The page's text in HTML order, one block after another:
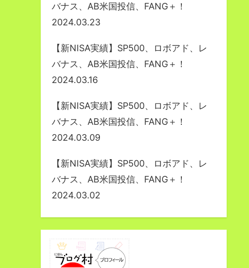
バナス、AB米国投信、FANG＋！
2024.03.23
【新NISA実績】SP500、ロボアド、レ
バナス、AB米国投信、FANG＋！
2024.03.16
【新NISA実績】SP500、ロボアド、レ
バナス、AB米国投信、FANG＋！
2024.03.09
【新NISA実績】SP500、ロボアド、レ
バナス、AB米国投信、FANG＋！
2024.03.02